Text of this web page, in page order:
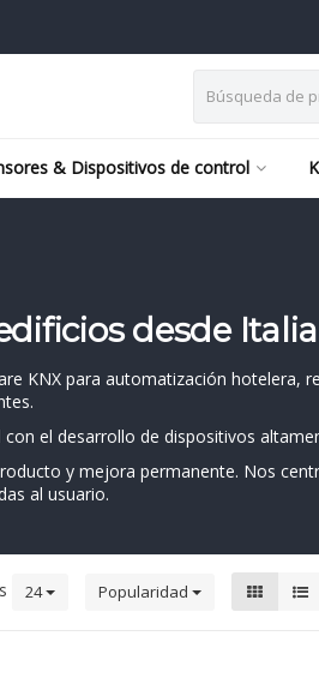
& Dispositivos de control
desde Italia
KNX para automatización hotelera,
el desarrollo de dispositivos
y mejora permanente. Nos
al usuario.
24 Popularidad